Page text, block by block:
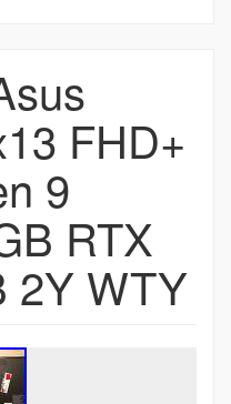
FHD+
9
RTX
2Y WTY